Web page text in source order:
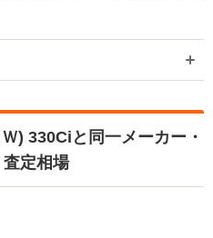
) 330Ciと同一メーカー・
定相場